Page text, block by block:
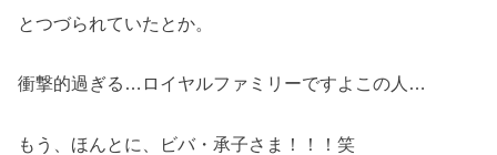
とつづられていたとか。
衝撃的過ぎる…ロイヤルファミリーですよこの人…
もう、ほんとに、ビバ・承子さま！！！笑